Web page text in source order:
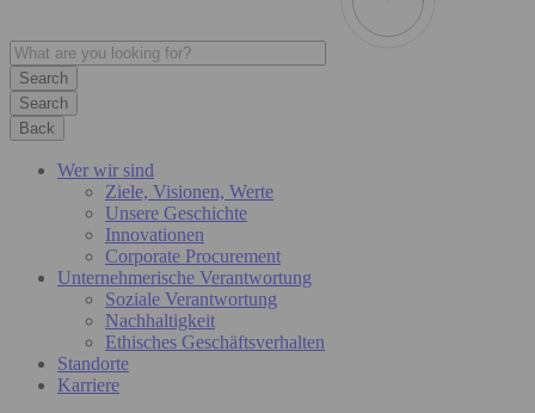
Search
Back
Wer wir sind
Ziele, Visionen, Werte
Unsere Geschichte
Innovationen
Corporate Procurement
Unternehmerische Verantwortung
Soziale Verantwortung
Nachhaltigkeit
Ethisches Geschäftsverhalten
Standorte
Karriere